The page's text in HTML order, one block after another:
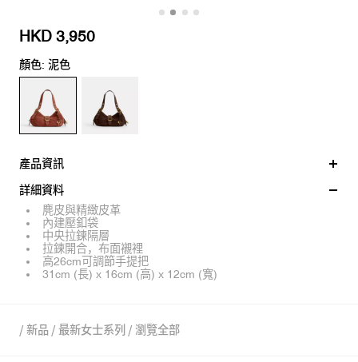
HKD 3,950
顏色: 泥色
產品資訊
詳細資料
麂皮與精緻皮革
內建壓釦袋
中央拉鍊隔層
拉鍊開合，布面襯裡
高26cm可調節手提把
31cm (長) x 16cm (高) x 12cm (寬)
/ 新品 / 最新女士系列 / 瀏覽全部